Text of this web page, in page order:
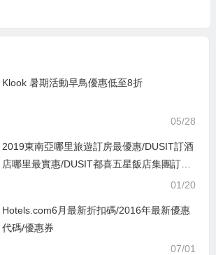
Klook 暑期活動早鳥優惠低至8折
05/28
2019東南亞哪里旅遊訂房最優惠/DUSIT訂酒
店哪里最實惠/DUSIT都喜五星飯店集團訂房
促銷折扣, 泰國清邁等東南亞地區酒店1200
01/20
Hotels.com6月最新折扣碼/2016年最新優惠
代碼/優惠券
07/01